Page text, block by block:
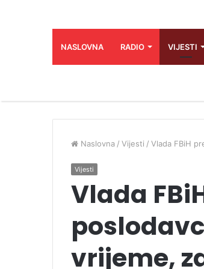
NASLOVNA RADIO VIJESTI
Naslovna / Vijesti / Vlada FBiH
Vijesti
Vlada
vrijeme,